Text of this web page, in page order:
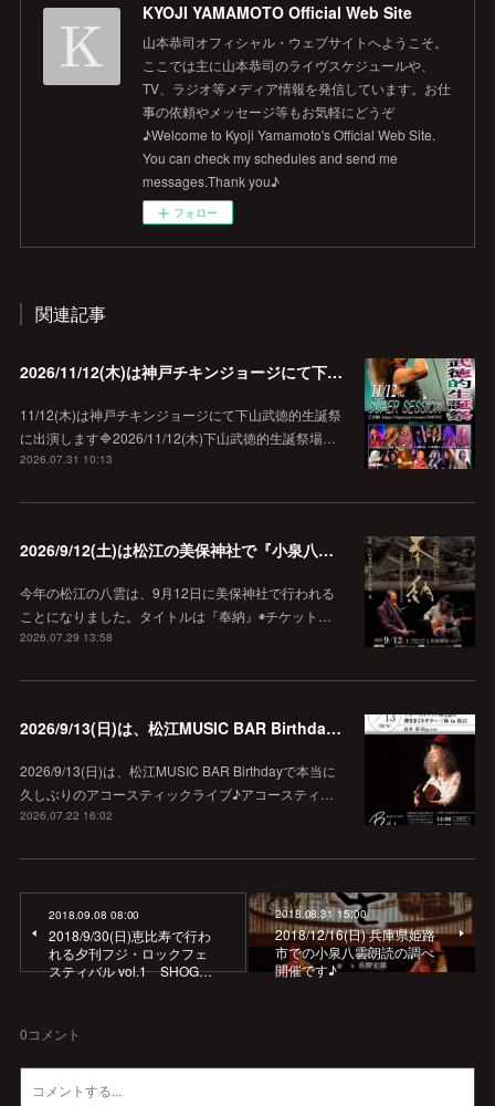
KYOJI YAMAMOTO Official Web Site
山本恭司オフィシャル・ウェブサイトへようこそ。
ここでは主に山本恭司のライヴスケジュールや、
TV、ラジオ等メディア情報を発信しています。お仕
事の依頼やメッセージ等もお気軽にどうぞ
♪Welcome to Kyoji Yamamoto's Official Web Site.
You can check my schedules and send me
messages.Thank you♪
フォロー
関連記事
2026/11/12(木)は神戸チキンジョージにて下山武徳的生誕祭に出演します♪
11/12(木)は神戸チキンジョージにて下山武徳的生誕祭
に出演します🔷2026/11/12(木)下山武徳的生誕祭場…
2026.07.31 10:13
2026/9/12(土)は松江の美保神社で『小泉八雲朗読のしらべ』
今年の松江の八雲は、9月12日に美保神社で行われる
ことになりました。タイトルは『奉納』◉チケット…
2026.07.29 13:58
2026/9/13(日)は、松江MUSIC BAR Birthdayでアコースティック弾き語り弾きまくりギター三昧♪
2026/9/13(日)は、松江MUSIC BAR Birthdayで本当に
久しぶりのアコースティックライブ♪アコースティ…
2026.07.22 16:02
2018.09.08 08:00
2018/9/30(日)恵比寿で行わ
れる夕刊フジ・ロックフェ
スティバル vol.1 SHOG…
2018.08.31 15:00
2018/12/16(日) 兵庫県姫路
市での小泉八雲朗読の調べ
開催です♪
0コメント